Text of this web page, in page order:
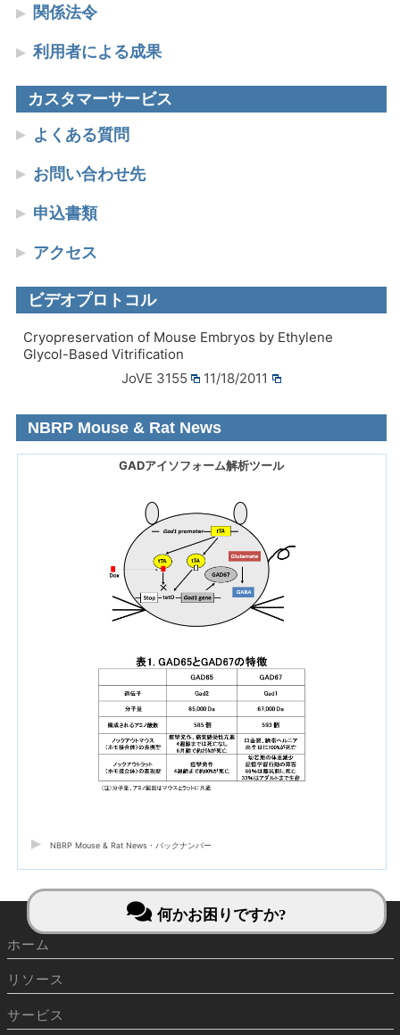
関係法令
利用者による成果
カスタマーサービス
よくある質問
お問い合わせ先
申込書類
アクセス
ビデオプロトコル
Cryopreservation of Mouse Embryos by Ethylene
Glycol-Based Vitrification
JoVE 3155
11/18/2011
NBRP Mouse & Rat News
GADアイソフォーム解析ツール
NBRP Mouse & Rat News・バックナンバー
ホーム
リソース
サービス
何かお困りですか?